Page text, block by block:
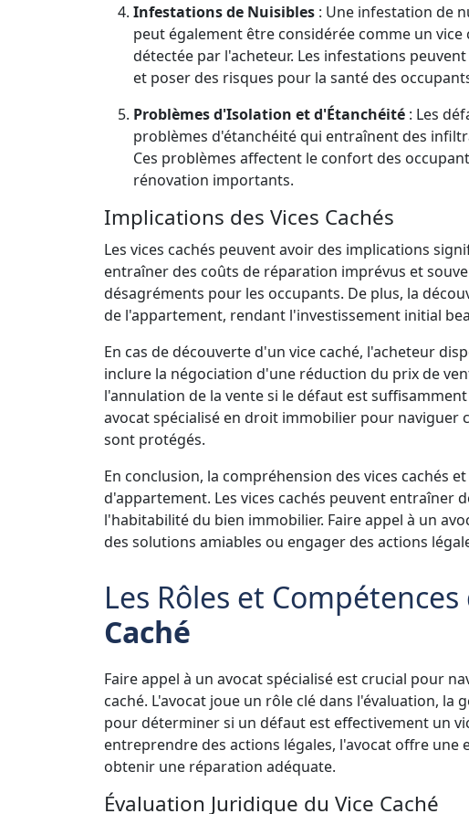
Infestations de Nuisibles : Une infestation de
peut également être considérée comme un
détectée par l'acheteur. Les infestations
et poser des risques pour la santé des
Problèmes d'Isolation et d'Étanchéité : Les
problèmes d'étanchéité qui entraînent des
Ces problèmes affectent le confort des
rénovation importants.
Implications des Vices Cachés
Les vices cachés peuvent avoir des implications
entraîner des coûts de réparation imprévus et
désagréments pour les occupants. De plus, la
de l'appartement, rendant l'investissement initial
En cas de découverte d'un vice caché, l'acheteur
inclure la négociation d'une réduction du prix de
l'annulation de la vente si le défaut est
avocat spécialisé en droit immobilier pour naviguer
sont protégés.
En conclusion, la compréhension des vices cachés
d'appartement. Les vices cachés peuvent
l'habitabilité du bien immobilier. Faire appel à un
des solutions amiables ou engager des actions
Les Rôles et
Caché
Faire appel à un avocat spécialisé est crucial pour
caché. L'avocat joue un rôle clé dans l'évaluation,
pour déterminer si un défaut est effectivement un
entreprendre des actions légales, l'avocat offre
obtenir une réparation adéquate.
Évaluation Juridique du Vice Caché